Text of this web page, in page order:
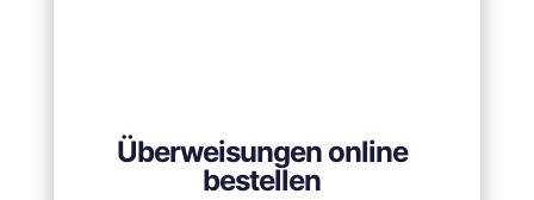
Überweisungen online
bestellen